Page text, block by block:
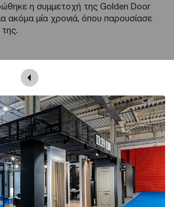
η συμμετοχή της Golden Door
ακόμα μία χρονιά, όπου παρουσίασε